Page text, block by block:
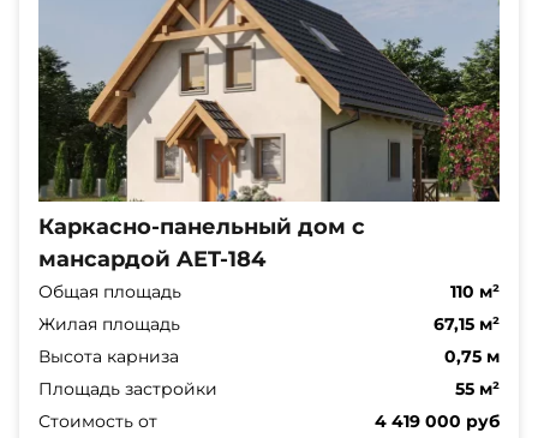
Каркасно-панельный дом с
мансардой AET-184
Общая площадь
110 м²
Жилая площадь
67,15 м²
Высота карниза
0,75 м
Площадь застройки
55 м²
Стоимость от
4 419 000 руб